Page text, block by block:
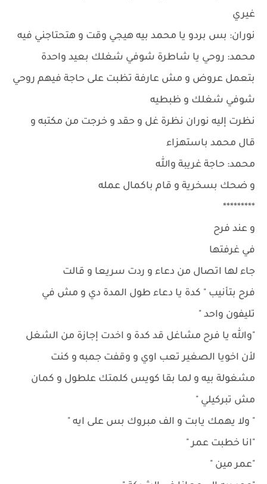
غيري
نوران: بس بردو يا محمد بيه هيجي وقت و هتحتاجني فيه
محمد: روحي يا شاطرة شوفي شغلك بعيد واحدة
بتعمل عروض و مش عارفة تظبت على حاجة فيهم روحي
شوفي شغلك و ظبطيه
نظرت إليه نوران نظرة غل و حقد و خرجت من مكتبه و
قال محمد باستهزاء
محمد: حاجة غريبة والله
و ضحك بسخرية و قام باكمال عمله
*********
و عند فرح
في غرفتها
جاء لها اتصال من دعاء و ردت سريعا و قالت
فرح بتأنيب " كدة يا دعاء طول المدة دي و مش في
تليفون واحد "
"والله يا فرح مشاغل قد كدة و اخدت إجازة من الشغل
لأن اخويا الصغير تعب اوي و وقفت جمبه و كنت
مشغولة بيه و لما بقا كويس كلمتك علطول و كمان
مش تبركيلي "
" ولا يهمك يابت و الف مبروك بس على ايه "
"انا خطبت عمر "
"عمر مين "